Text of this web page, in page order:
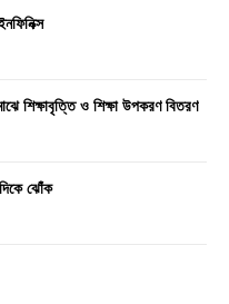
শিক্ষাবৃত্তি ও শিক্ষা উপকরণ বিতরণ
দিকে ঝোঁক